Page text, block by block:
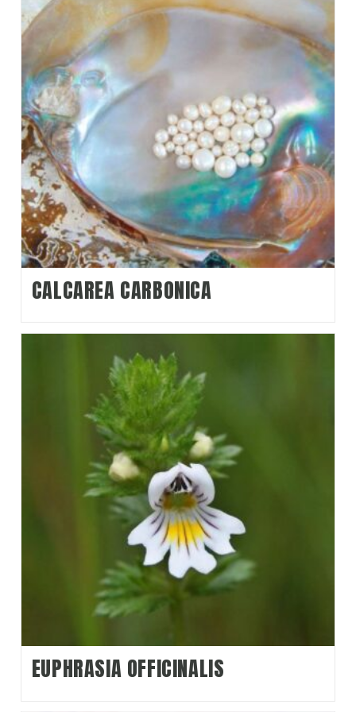
Fezes (0)
Fraqueza
Fígado (1)
Garganta
Genitais femininos (0)
Genitais masculinos (1)
Glândulas (0)
Hemorragias (1)
Identidade ( 0 )
Laringe (0)
Necroses (0)
0)
Ouvidos (0)
Paralisia (0)
Paranoia (0 )
CALCAREA CARBONICA
EUPHRASIA OFFICINALIS